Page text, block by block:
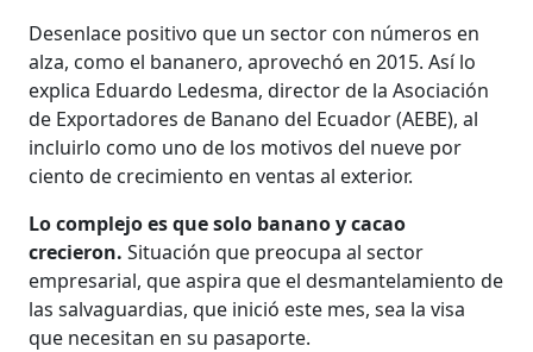
Desenlace positivo que un sector con números en
alza, como el bananero, aprovechó en 2015. Así lo
explica Eduardo Ledesma, director de la Asociación
de Exportadores de Banano del Ecuador (AEBE), al
incluirlo como uno de los motivos del nueve por
ciento de crecimiento en ventas al exterior.
Lo complejo es que solo banano y cacao
crecieron.Situación que preocupa al sector
empresarial, que aspira que el desmantelamiento de
las salvaguardias, que inició este mes, sea la visa
que necesitan en su pasaporte.